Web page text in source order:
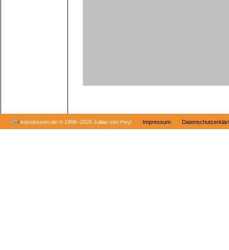
korrekturen.de © 1998–2026 Julian von Heyl · Impressum ·